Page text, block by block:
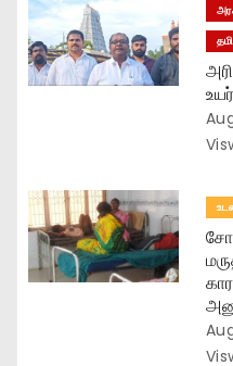
i
o